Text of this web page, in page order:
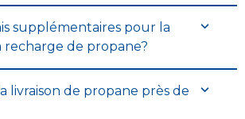
supplémentaires pour la
recharge de propane?
livraison de propane près de